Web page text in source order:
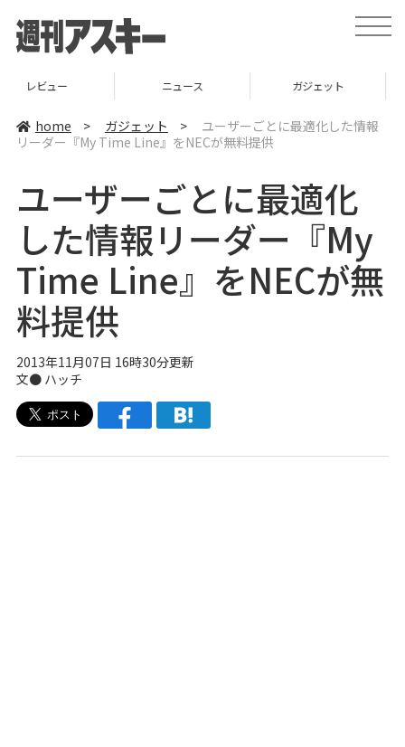
t
o
v
ニュース ガジェット ゲーム
home > ガジェット >
ユーザーごとに最適化した情報
リーダー『My Time Line』をNECが無料提供
ユーザーごとに最適化
した情報リーダー『My
Time Line』をNECが無
料提供
2013年11月07日 16時30分更新
文● ハッチ